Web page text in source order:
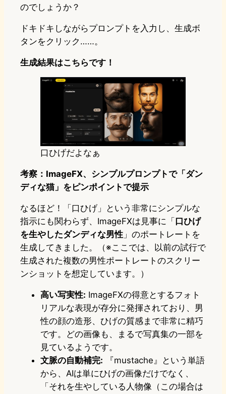
のでしょうか？
ドキドキしながらプロンプトを入力し、生成ボ
タンをクリック……。
生成結果はこちらです！
口ひげだよなぁ
考察：ImageFX、シンプルプロンプトで「ダン
ディな猫」をピンポイントで提示
なるほど！「口ひげ」という非常にシンプルな
指示にも関わらず、ImageFXは見事に「 口ひげ
を生やしたダンディな男性 」のポートレートを
生成してきました。（※ここでは、以前の試行で
生成された複数の男性ポートレートのスクリー
ンショットを想定しています。）
高い写実性: ImageFXの得意とするフォト
リアルな表現が存分に発揮されており、男
性の顔の造形、ひげの質感まで非常に精巧
です。どの画像も、まるで写真集の一部を
見ているようです。
文脈の自動補完: 『mustache』という単語
から、AIは単にひげの画像だけでなく、
「それを生やしている人物像（この場合は